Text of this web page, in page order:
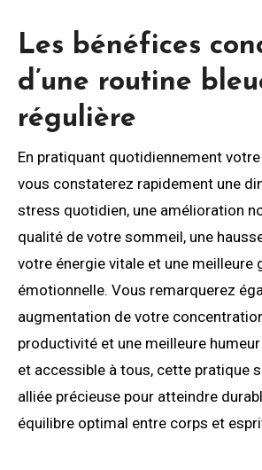
Les bénéfices
d’une routine
régulière
En pratiquant quotidiennement
vous constaterez rapidement une
stress quotidien, une amélioration
qualité de votre sommeil, une
votre énergie vitale et une meilleure
émotionnelle. Vous remarquerez
augmentation de votre
productivité et une meilleure
et accessible à tous, cette pratique
alliée précieuse pour atteindre
équilibre optimal entre corps et